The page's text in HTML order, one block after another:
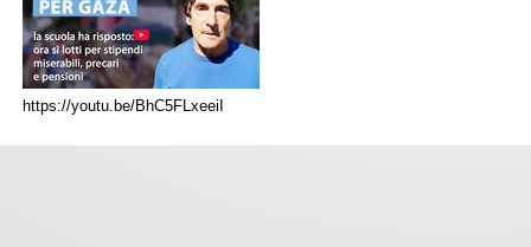
https://youtu.be/BhC5FLxeeiI